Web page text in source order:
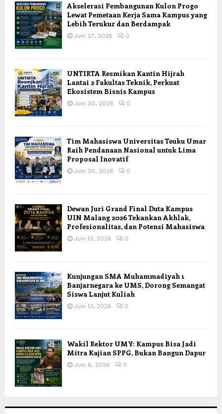
Akselerasi Pembangunan Kulon Progo
Lewat Pemetaan Kerja Sama Kampus yang
Lebih Terukur dan Berdampak
Juni 27, 2026 0
UNTIRTA Resmikan Kantin Hijrah
Lantai 2 Fakultas Teknik, Perkuat
Ekosistem Bisnis Kampus
Juni 20, 2026 0
Tim Mahasiswa Universitas Teuku Umar
Raih Pendanaan Nasional untuk Lima
Proposal Inovatif
Juni 20, 2026 0
Dewan Juri Grand Final Duta Kampus
UIN Malang 2026 Tekankan Akhlak,
Profesionalitas, dan Potensi Mahasiswa
Juni 13, 2026 0
Kunjungan SMA Muhammadiyah 1
Banjarnegara ke UMS, Dorong Semangat
Siswa Lanjut Kuliah
Juni 13, 2026 0
Wakil Rektor UMY: Kampus Bisa Jadi
Mitra Kajian SPPG, Bukan Bangun Dapur
Juni 6, 2026 0